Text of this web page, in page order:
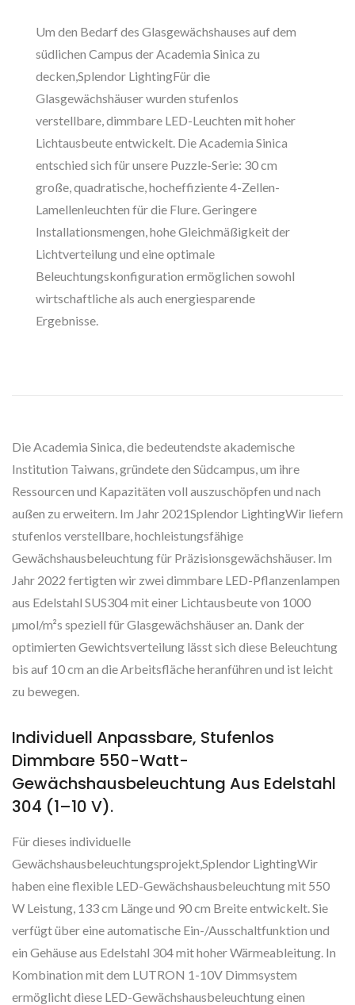
Um den Bedarf des Glasgewächshauses auf dem
südlichen Campus der Academia Sinica zu
decken,Splendor LightingFür die
Glasgewächshäuser wurden stufenlos
verstellbare, dimmbare LED-Leuchten mit hoher
Lichtausbeute entwickelt. Die Academia Sinica
entschied sich für unsere Puzzle-Serie: 30 cm
große, quadratische, hocheffiziente 4-Zellen-
Lamellenleuchten für die Flure. Geringere
Installationsmengen, hohe Gleichmäßigkeit der
Lichtverteilung und eine optimale
Beleuchtungskonfiguration ermöglichen sowohl
wirtschaftliche als auch energiesparende
Ergebnisse.
Die Academia Sinica, die bedeutendste akademische
Institution Taiwans, gründete den Südcampus, um ihre
Ressourcen und Kapazitäten voll auszuschöpfen und nach
außen zu erweitern. Im Jahr 2021Splendor LightingWir liefern
stufenlos verstellbare, hochleistungsfähige
Gewächshausbeleuchtung für Präzisionsgewächshäuser. Im
Jahr 2022 fertigten wir zwei dimmbare LED-Pflanzenlampen
aus Edelstahl SUS304 mit einer Lichtausbeute von 1000
µmol/m²s speziell für Glasgewächshäuser an. Dank der
optimierten Gewichtsverteilung lässt sich diese Beleuchtung
bis auf 10 cm an die Arbeitsfläche heranführen und ist leicht
zu bewegen.
Individuell Anpassbare, Stufenlos
Dimmbare 550-Watt-
Gewächshausbeleuchtung Aus Edelstahl
304 (1–10 V).
Für dieses individuelle
Gewächshausbeleuchtungsprojekt,Splendor LightingWir
haben eine flexible LED-Gewächshausbeleuchtung mit 550
W Leistung, 133 cm Länge und 90 cm Breite entwickelt. Sie
verfügt über eine automatische Ein-/Ausschaltfunktion und
ein Gehäuse aus Edelstahl 304 mit hoher Wärmeableitung. In
Kombination mit dem LUTRON 1-10V Dimmsystem
ermöglicht diese LED-Gewächshausbeleuchtung einen